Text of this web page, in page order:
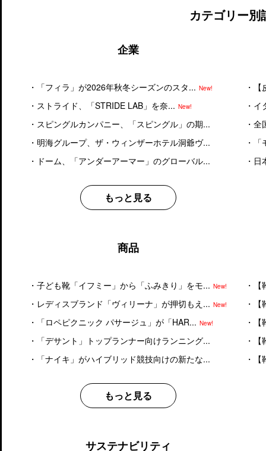
カテゴリー別
企業
・ 「フィラ」が2026年秋冬シーズンのスタ... New!
・ ストライド、「STRIDE LAB」を奈... New!
・ スピングルカンパニー、「スピングル」の期...
・ 明海グループ、ザ・ウィンザーホテル洞爺ヴ...
・ ドーム、「アンダーアーマー」のグローバル...
もっと見る
・
・ イ
・全
・
・ 日
商品
・ 子ども靴「イフミー」から「ふみきり」をモ... New!
・ レディスブランド「ヴィリーナ」が押切もえ... New!
・ 「ロペピクニック パサージュ」が「HAR... New!
・
「デサント」トップランナー向けランニング...
・
「ナイキ」がハイブリッド競技向けの新たな...
もっと見る
・
・
・
・
・
サステナビリティ